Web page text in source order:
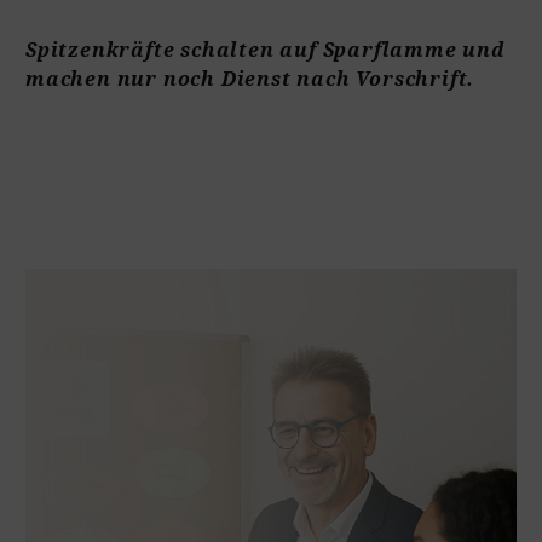
Spitzenkräfte schalten auf Sparflamme und
machen nur noch Dienst nach Vorschrift.